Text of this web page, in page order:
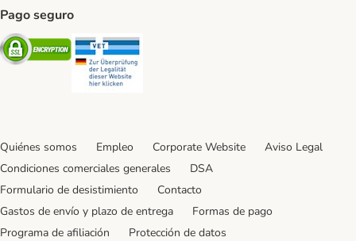
Pago seguro
Security
Quiénes somos Empleo Corporate Website
Aviso Legal
Condiciones comerciales generales
DSA
Formulario de desistimiento
Contacto
Gastos de envío y plazo de entrega
Formas de pago
Programa de afiliación
Protección de datos